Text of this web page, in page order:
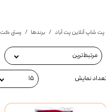
پت شاپ آنلاین پت آباد برندها رستی کت
مرتبط‌ترین
نمایش ۱۵